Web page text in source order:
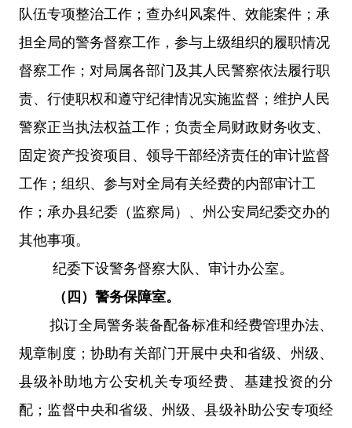
队伍专项整治工作；查办纠风案件、效能案件； 承
担全局的警务督察工作，参与上级组织的履职情况
督察工作；对局属各部门及其人民警察依法履行职
责、行使职权和遵守纪律情况实施监督；维护人民
警察正当执法权益工作；负责全局财政财务收支、
固定资产投资项目、领导干部经济责任的审计监督
工作；组织、参与对全局有关经费的内部审计工
作； 承办县纪委（监察局）、州公安局纪委交办的
其他事项。
纪委下设警务督察大队、审计办公室。
（四）警务保障室。
拟订全局警务装备配备标准和经费管理办法、
规章制度；协助有关部门开展中央和省级、州级、
县级补助地方公安机关专项经费、基建投资的分
配；监督中央和省级、州级、县级补助公安专项经